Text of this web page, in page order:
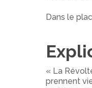
Dans le
« La
prennent